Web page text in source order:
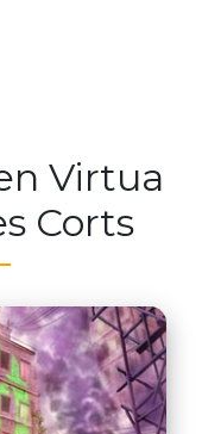
Virtua
Corts